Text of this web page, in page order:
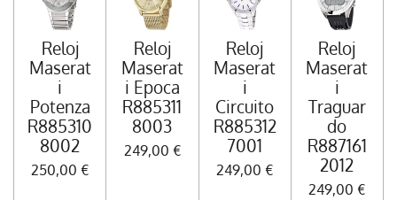
Reloj
Maserat
i
Potenza
R885310
8002
250,00 €
Reloj
Maserat
i Epoca
R885311
8003
249,00 €
Reloj
Maserat
i
Circuito
R885312
7001
249,00 €
Reloj
Maserat
i
Traguar
do
R887161
2012
249,00 €